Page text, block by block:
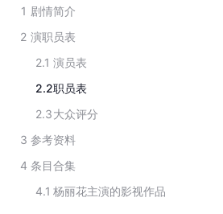
1 剧情简介
2 演职员表
2.1 演员表
2.2职员表
2.3大众评分
3 参考资料
4 条目合集
4.1 杨丽花主演的影视作品